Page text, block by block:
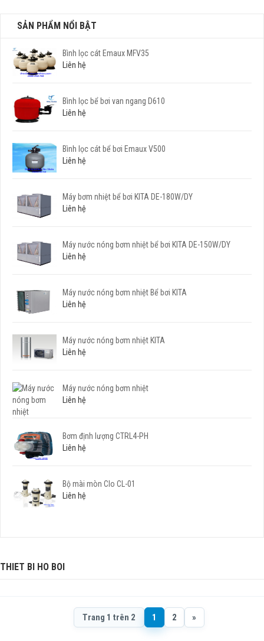
SẢN PHẨM NỔI BẬT
Bình lọc cát Emaux MFV35
Liên hệ
Bình lọc bể bơi van ngang D610
Liên hệ
Bình lọc cát bể bơi Emaux V500
Liên hệ
Máy bơm nhiệt bể bơi KITA DE-180W/DY
Liên hệ
Máy nước nóng bơm nhiệt bể bơi KITA DE-150W/DY
Liên hệ
Máy nước nóng bơm nhiệt Bể bơi KITA
Liên hệ
Máy nước nóng bơm nhiệt KITA
Liên hệ
Máy nước nóng bơm nhiệt
Liên hệ
Bơm định lượng CTRL4-PH
Liên hệ
Bộ mài mòn Clo CL-01
Liên hệ
THIET BI HO BOI
Trang 1 trên 2 1 2 »